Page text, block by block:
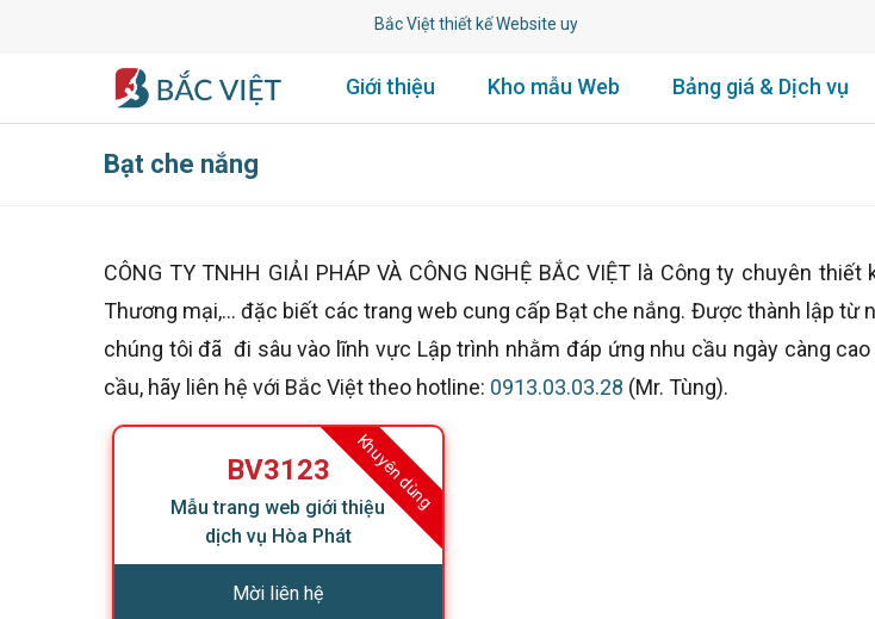
Bắc Việt thiết kế Website uy tín lâu năm.
Giới thiệu Kho mẫu Web Bảng giá & Dịch vụ
Bạt che nắng
CÔNG TY TNHH GIẢI PHÁP VÀ CÔNG NGHỆ BẮC VIỆT là Công ty chuyên
Thương mại,... đặc biết các trang web cung cấp Bạt che nắng. Được thành lập
chúng tôi đã đi sâu vào lĩnh vực Lập trình nhằm đáp ứng nhu cầu ngày càng
cầu, hãy liên hệ với Bắc Việt theo hotline: 0913.03.03.28 (Mr. Tùng).
Khuyên dùng
BV3123
Mẫu trang web giới thiệu
dịch vụ Hòa Phát
Mời liên hệ